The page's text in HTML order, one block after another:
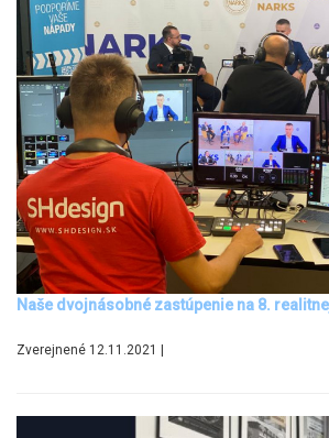
Naše dvojnásobné zastúpenie na 8.
Zverejnené 12.11.2021 |